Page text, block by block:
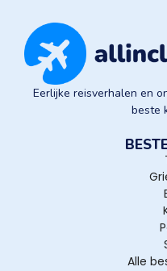
Eerlijke reisverhalen en
beste
Alle